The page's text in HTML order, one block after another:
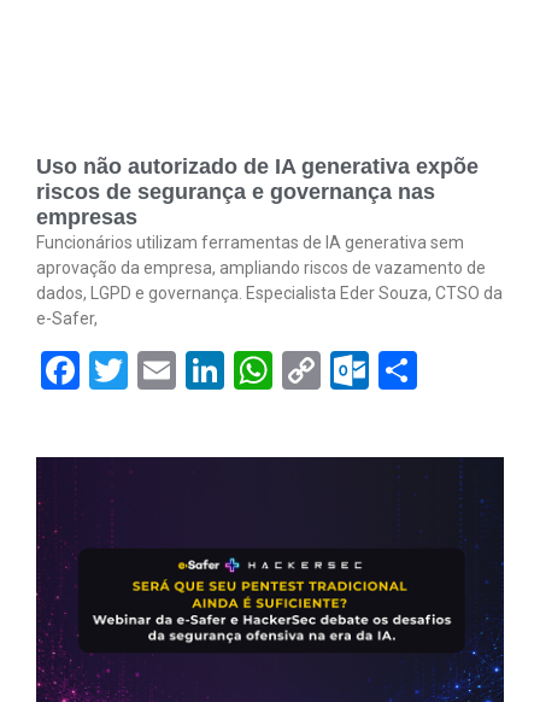
Uso não autorizado de IA generativa expõe
riscos de segurança e governança nas
empresas
Funcionários utilizam ferramentas de IA generativa sem
aprovação da empresa, ampliando riscos de vazamento de
dados, LGPD e governança. Especialista Eder Souza, CTSO da
e-Safer,
Facebook
Twitter
EmailLinkedIn
WhatsApp
Copy